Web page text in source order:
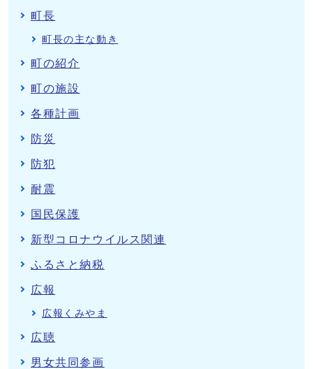
町長
町長の主な動き
町の紹介
町の施設
各種計画
防災
防犯
耐震
国民保護
新型コロナウイルス関連
ふるさと納税
広報
広報くみやま
広聴
男女共同参画